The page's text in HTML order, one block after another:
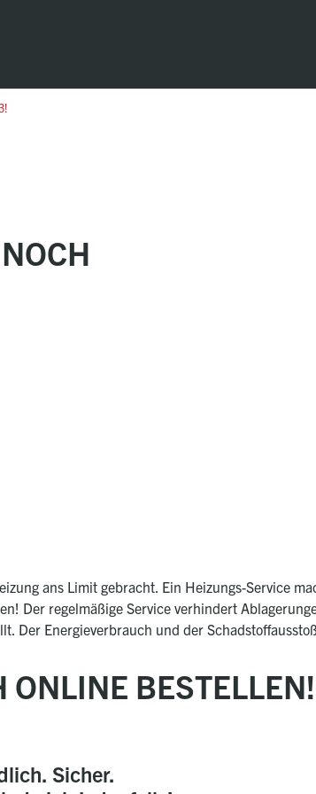
ans Limit gebracht. Ein Heizungs-Service
Der regelmäßige Service verhindert
Der Energieverbrauch und der
ONLINE BESTELLEN!
Sicher.